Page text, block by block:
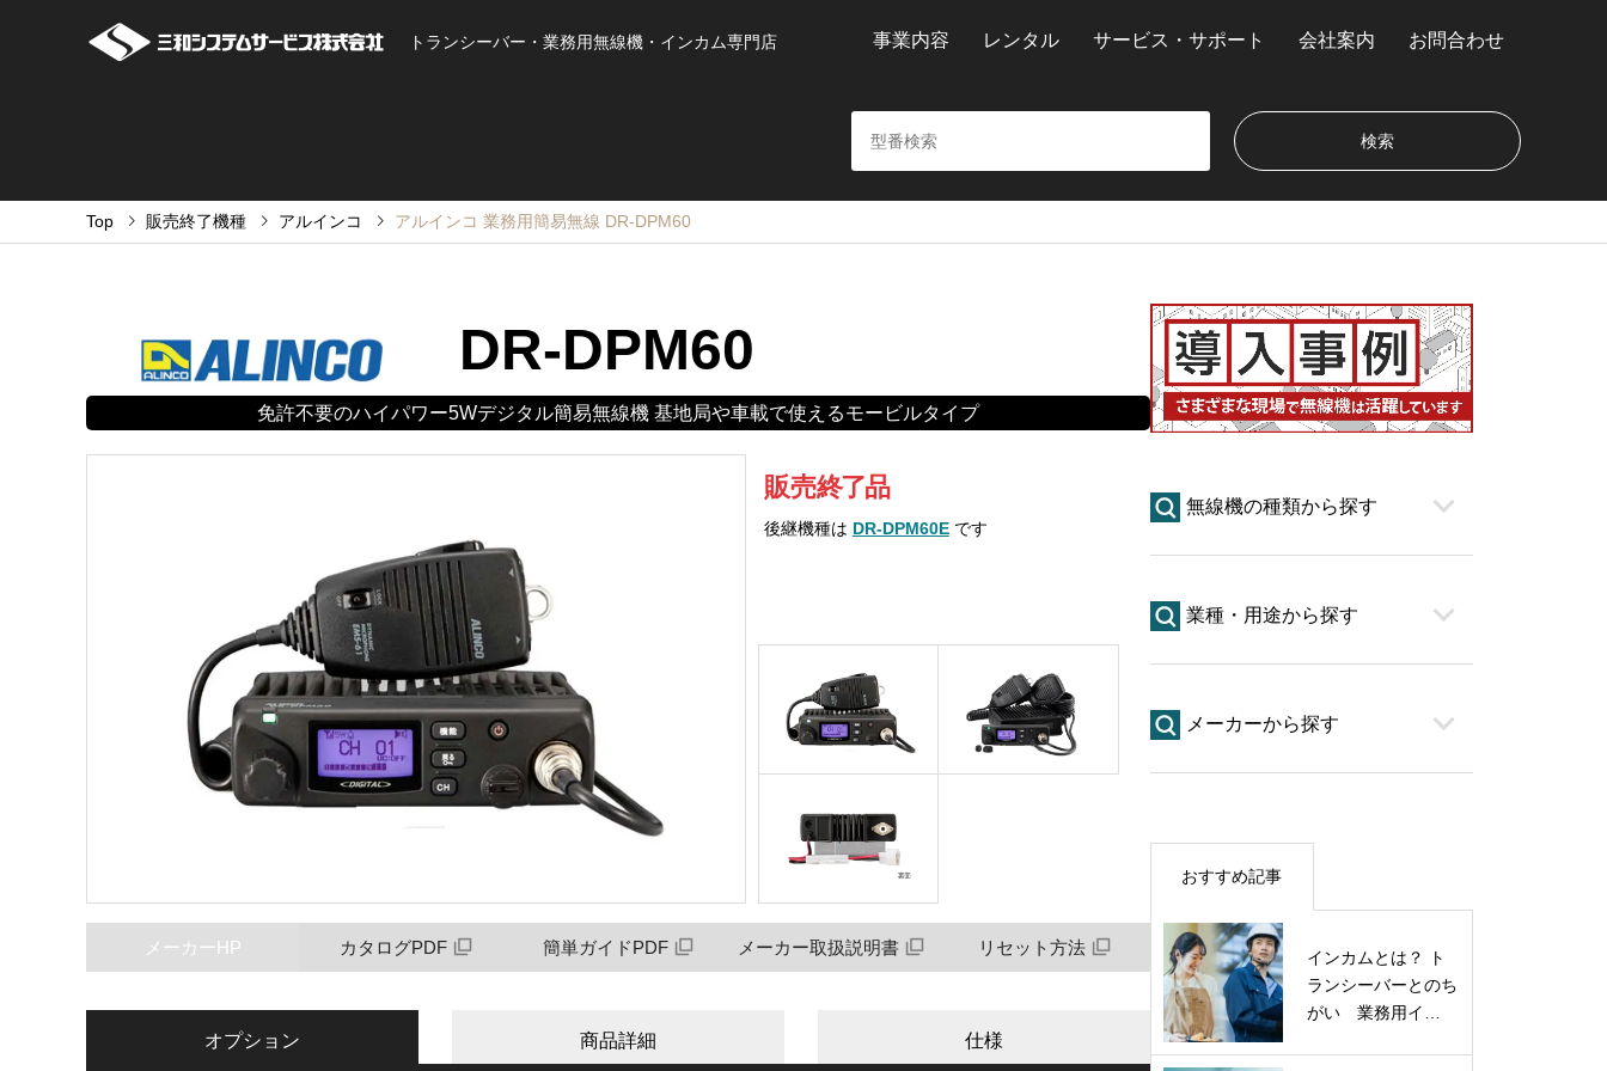
トランシーバー・業務用無線機・インカム専門店 事業内容 レンタル サービス・サポート 会社案内 お問合わせ
Top 販売終了機種 アルインコ アルインコ 業務用簡易無線 DR-DPM60
DR-DPM60
免許不要のハイパワー5Wデジタル簡易無線機 基地局や車載で使えるモービルタイプ
販売終了品
後継機種は DR-DPM60Eです
メーカーHP カタログPDF 簡単ガイドPDF メーカー取扱説明書 リセット方法
オプション 商品詳細 仕様
無線機の種類から探す
業種・用途から探す
メーカーから探す
おすすめ記事
インカムとは？ ト
ランシーバーとのち
がい 業務用イ…